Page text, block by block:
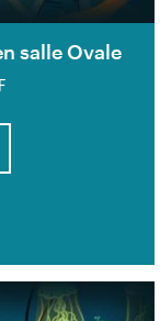
salle Ovale